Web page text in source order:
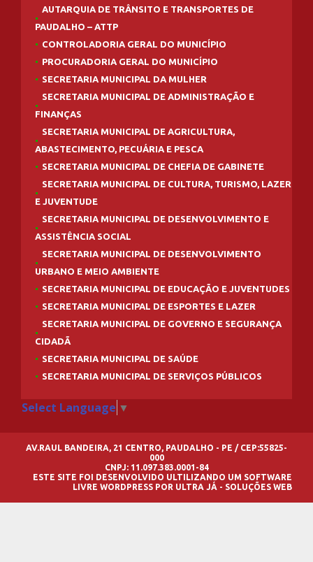
AUTARQUIA DE TRÂNSITO E TRANSPORTES DE
PAUDALHO – ATTP
CONTROLADORIA GERAL DO MUNICÍPIO
PROCURADORIA GERAL DO MUNICÍPIO
SECRETARIA MUNICIPAL DA MULHER
SECRETARIA MUNICIPAL DE ADMINISTRAÇÃO E
FINANÇAS
SECRETARIA MUNICIPAL DE AGRICULTURA,
ABASTECIMENTO, PECUÁRIA E PESCA
SECRETARIA MUNICIPAL DE CHEFIA DE GABINETE
SECRETARIA MUNICIPAL DE CULTURA, TURISMO, LAZER
E JUVENTUDE
SECRETARIA MUNICIPAL DE DESENVOLVIMENTO E
ASSISTÊNCIA SOCIAL
SECRETARIA MUNICIPAL DE DESENVOLVIMENTO
URBANO E MEIO AMBIENTE
SECRETARIA MUNICIPAL DE EDUCAÇÃO E JUVENTUDES
SECRETARIA MUNICIPAL DE ESPORTES E LAZER
SECRETARIA MUNICIPAL DE GOVERNO E SEGURANÇA
CIDADÃ
SECRETARIA MUNICIPAL DE SAÚDE
SECRETARIA MUNICIPAL DE SERVIÇOS PÚBLICOS
Select Language ▼
AV.RAUL BANDEIRA, 21 CENTRO, PAUDALHO - PE / CEP:55825-
000
CNPJ: 11.097.383.0001-84
ESTE SITE FOI DESENVOLVIDO ULTILIZANDO UM SOFTWARE
LIVRE WORDPRESS POR ULTRA JÁ - SOLUÇÕES WEB